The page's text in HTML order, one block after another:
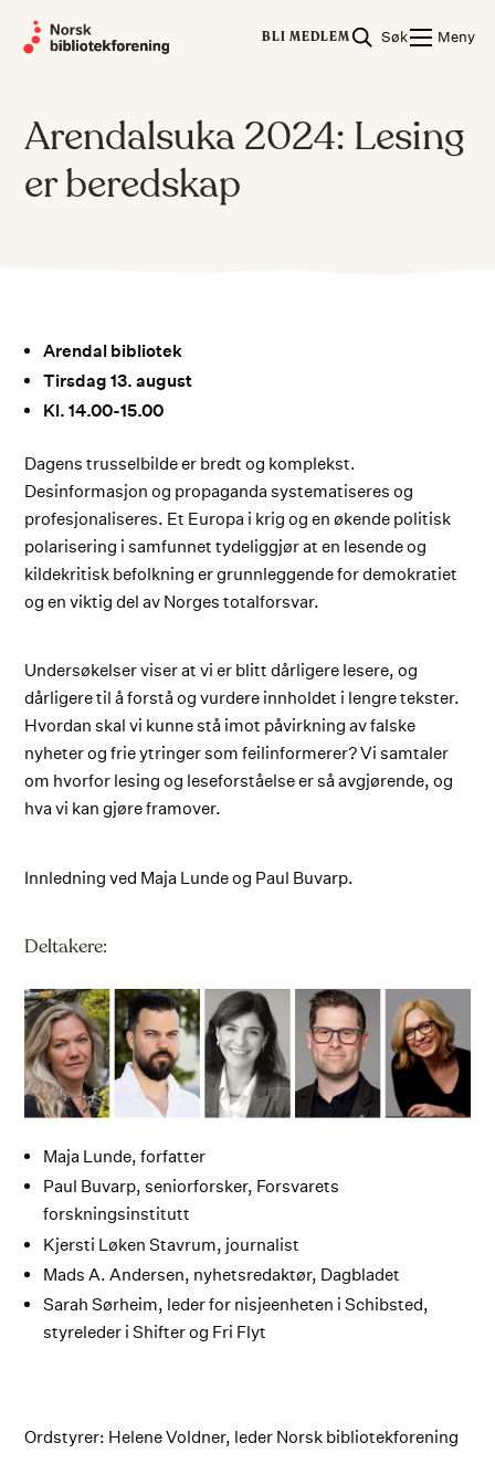
BLI MEDLEM Søk Meny
Arendalsuka 2024: Lesing
er beredskap
Arendal bibliotek
Tirsdag 13. august
Kl. 14.00-15.00
Dagens trusselbilde er bredt og komplekst.
Desinformasjon og propaganda systematiseres og
profesjonaliseres. Et Europa i krig og en økende politisk
polarisering i samfunnet tydeliggjør at en lesende og
kildekritisk befolkning er grunnleggende for demokratiet
og en viktig del av Norges totalforsvar.
Undersøkelser viser at vi er blitt dårligere lesere, og
dårligere til å forstå og vurdere innholdet i lengre tekster.
Hvordan skal vi kunne stå imot påvirkning av falske
nyheter og frie ytringer som feilinformerer? Vi samtaler
om hvorfor lesing og leseforståelse er så avgjørende, og
hva vi kan gjøre framover.
Innledning ved Maja Lunde og Paul Buvarp.
Deltakere:
Maja Lunde, forfatter
Paul Buvarp, seniorforsker, Forsvarets
forskningsinstitutt
Kjersti Løken Stavrum, journalist
Mads A. Andersen, nyhetsredaktør, Dagbladet
Sarah Sørheim, leder for nisjeenheten i Schibsted,
styreleder i Shifter og Fri Flyt
Ordstyrer: Helene Voldner, leder Norsk bibliotekforening